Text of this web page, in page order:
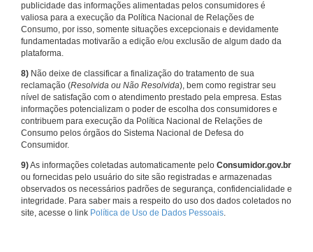
publicidade das informações alimentadas pelos consumidores é
valiosa para a execução da Política Nacional de Relações de
Consumo, por isso, somente situações excepcionais e devidamente
fundamentadas motivarão a edição e/ou exclusão de algum dado da
plataforma.
8) Não deixe de classificar a finalização do tratamento de sua
reclamação (Resolvida ou Não Resolvida), bem como registrar seu
nível de satisfação com o atendimento prestado pela empresa. Estas
informações potencializam o poder de escolha dos consumidores e
contribuem para execução da Política Nacional de Relações de
Consumo pelos órgãos do Sistema Nacional de Defesa do
Consumidor.
9)As informações coletadas automaticamente pelo Consumidor.gov.br
ou fornecidas pelo usuário do site são registradas e armazenadas
observados os necessários padrões de segurança, confidencialidade e
integridade. Para saber mais a respeito do uso dos dados coletados no
site, acesse o link Política de Uso de Dados Pessoais.